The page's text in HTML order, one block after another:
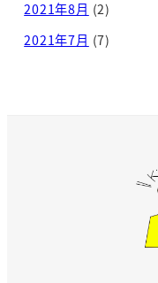
2021年8月 (2)
2021年7月 (7)